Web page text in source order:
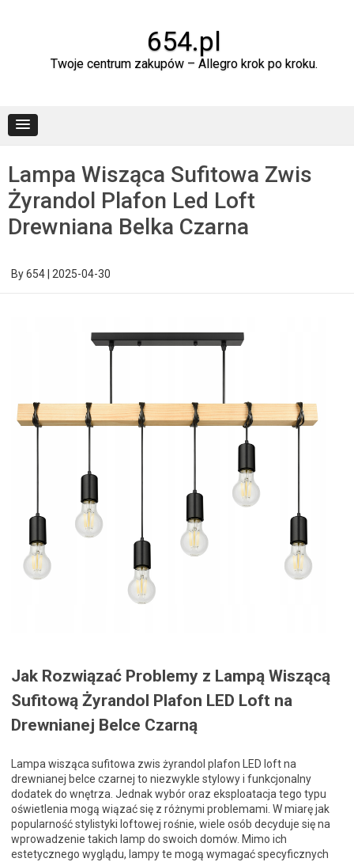
654.pl
Twoje centrum zakupów – Allegro krok po kroku.
Lampa Wisząca Sufitowa Zwis
Żyrandol Plafon Led Loft
Drewniana Belka Czarna
By654 2025-04-30
Jak Rozwiązać Problemy z Lampą Wiszącą
Sufitową Żyrandol Plafon LED Loft na
Drewnianej Belce Czarną
Lampa wisząca sufitowa zwis żyrandol plafon LED loft na
drewnianej belce czarnej to niezwykle stylowy i funkcjonalny
dodatek do wnętrza. Jednak wybór oraz eksploatacja tego typu
oświetlenia mogą wiązać się z różnymi problemami. W miarę jak
popularność stylistyki loftowej rośnie, wiele osób decyduje się na
wprowadzenie takich lamp do swoich domów. Mimo ich
estetycznego wyglądu, lampy te mogą wymagać specyficznych